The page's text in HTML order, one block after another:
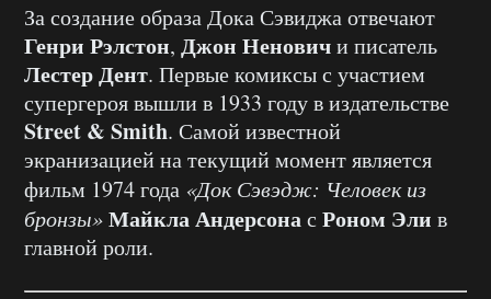
За создание образа Дока Сэвиджа отвечают
Генри Рэлстон, Джон Неновичи писатель
Лестер Дент. Первые комиксы с участием
супергероя вышли в 1933 году в издательстве
Street & Smith. Самой известной
экранизацией на текущий момент является
фильм 1974 года «Док Сэвэдж: Человек из
бронзы»Майкла Андерсонас Роном Эли в
главной роли.